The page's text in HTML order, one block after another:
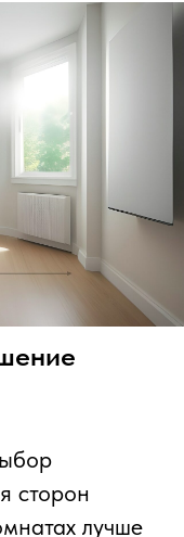
сторон
лучше